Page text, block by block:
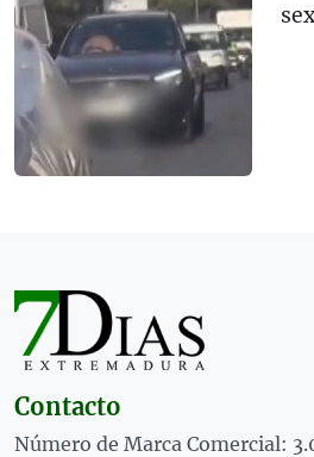
Contacto
Número de Marca Comercial: